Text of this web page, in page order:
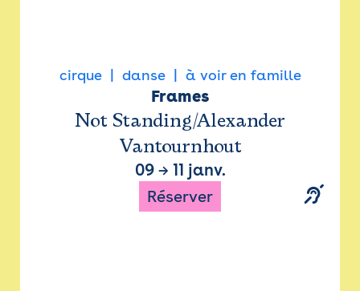
cirque danse à voir en famille
Frames
Not Standing/Alexander
Vantournhout
09→ 11 janv.
Réserver